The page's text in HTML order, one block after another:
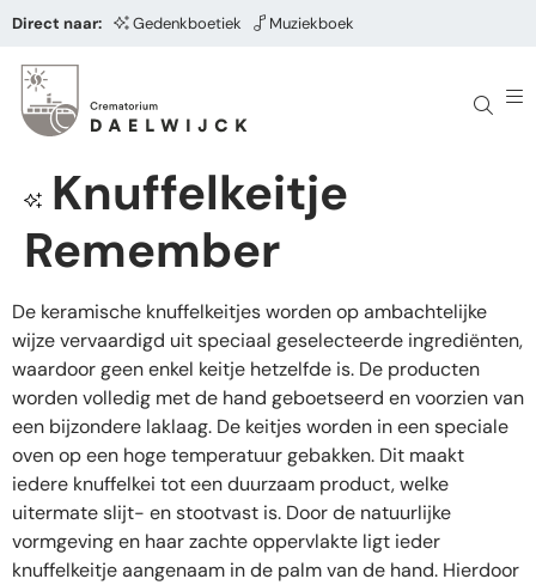
Direct naar: Gedenkboetiek Muziekboek
Knuffelkeitje
Remember
De keramische knuffelkeitjes worden op ambachtelijke
wijze vervaardigd uit speciaal geselecteerde ingrediënten,
waardoor geen enkel keitje hetzelfde is. De producten
worden volledig met de hand geboetseerd en voorzien van
een bijzondere laklaag. De keitjes worden in een speciale
oven op een hoge temperatuur gebakken. Dit maakt
iedere knuffelkei tot een duurzaam product, welke
uitermate slijt- en stootvast is. Door de natuurlijke
vormgeving en haar zachte oppervlakte ligt ieder
knuffelkeitje aangenaam in de palm van de hand. Hierdoor